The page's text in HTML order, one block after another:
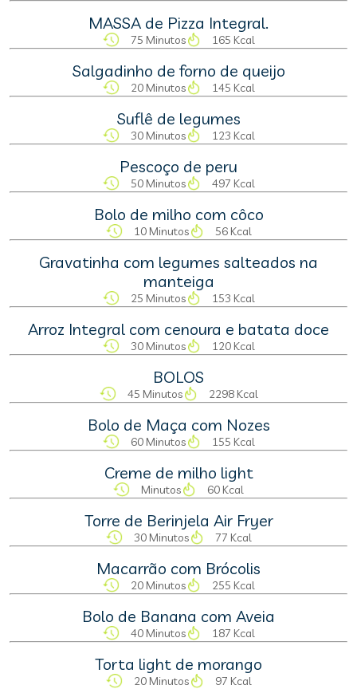
MASSA de Pizza Integral.
75 Minutos 165 Kcal
Salgadinho de forno de queijo
20 Minutos 145 Kcal
Suflê de legumes
30 Minutos 123 Kcal
Pescoço de peru
50 Minutos 497 Kcal
Bolo de milho com côco
10 Minutos 56 Kcal
Gravatinha com legumes salteados na
manteiga
25 Minutos 153 Kcal
Arroz Integral com cenoura e batata doce
30 Minutos 120 Kcal
BOLOS
45 Minutos 2298 Kcal
Bolo de Maça com Nozes
60 Minutos 155 Kcal
Creme de milho light
Minutos 60 Kcal
Torre de Berinjela Air Fryer
30 Minutos 77 Kcal
Macarrão com Brócolis
20 Minutos 255 Kcal
Bolo de Banana com Aveia
40 Minutos 187 Kcal
Torta light de morango
20 Minutos 97 Kcal